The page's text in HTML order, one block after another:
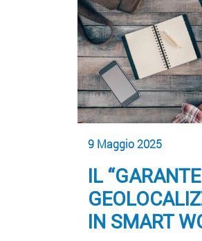
9 Maggio 2025
IL
IN SMART